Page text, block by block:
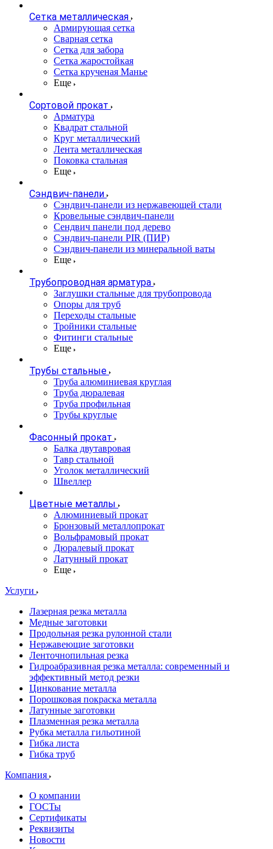
Сетка металлическая
Армирующая сетка
Сварная сетка
Сетка для забора
Сетка жаростойкая
Сетка крученая Манье
Еще
Сортовой прокат
Арматура
Квадрат стальной
Круг металлический
Лента металлическая
Поковка стальная
Еще
Сэндвич-панели
Cэндвич-панели из нержавеющей стали
Кровельные сэндвич-панели
Сендвич панели под дерево
Сэндвич-панели PIR (ПИР)
Сэндвич-панели из минеральной ваты
Еще
Трубопроводная арматура
Заглушки стальные для трубопровода
Опоры для труб
Переходы стальные
Тройники стальные
Фитинги стальные
Еще
Трубы стальные
Труба алюминиевая круглая
Труба дюралевая
Труба профильная
Трубы круглые
Фасонный прокат
Балка двутавровая
Тавр стальной
Уголок металлический
Швеллер
Цветные металлы
Алюминиевый прокат
Бронзовый металлопрокат
Вольфрамовый прокат
Дюралевый прокат
Латунный прокат
Еще
Услуги
Лазерная резка металла
Медные заготовки
Продольная резка рулонной стали
Нержавеющие заготовки
Ленточнопильная резка
Гидроабразивная резка металла: современный и
эффективный метод резки
Цинкование металла
Порошковая покраска металла
Латунные заготовки
Плазменная резка металла
Рубка металла гильотиной
Гибка листа
Гибка труб
Компания
О компании
ГОСТы
Сертификаты
Реквизиты
Новости